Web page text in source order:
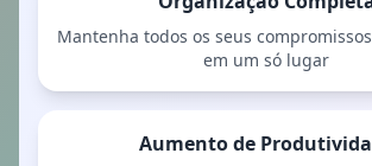
Mantenha todos os seus
em um só lugar
Aumento de